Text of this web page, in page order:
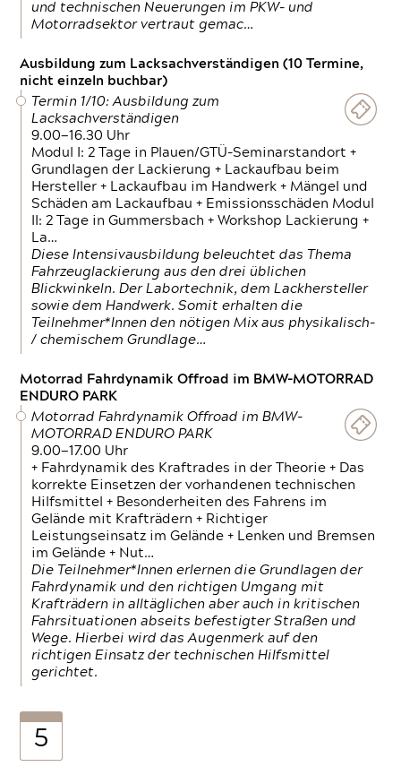
und technischen Neuerungen im PKW- und
Motorradsektor vertraut gemac…
Ausbildung zum Lacksachverständigen (10 Termine,
nicht einzeln buchbar)
Termin 1/10: Ausbildung zum
Lacksachverständigen
9.00—16.30 Uhr
Modul I: 2 Tage in Plauen/GTÜ-Seminarstandort +
Grundlagen der Lackierung + Lackaufbau beim
Hersteller + Lackaufbau im Handwerk + Mängel und
Schäden am Lackaufbau + Emissionsschäden Modul
II: 2 Tage in Gummersbach + Workshop Lackierung +
La…
Diese Intensivausbildung beleuchtet das Thema
Fahrzeuglackierung aus den drei üblichen
Blickwinkeln. Der Labortechnik, dem Lackhersteller
sowie dem Handwerk. Somit erhalten die
Teilnehmer*Innen den nötigen Mix aus physikalisch-
/ chemischem Grundlage…
Motorrad Fahrdynamik Offroad im BMW-MOTORRAD
ENDURO PARK
Motorrad Fahrdynamik Offroad im BMW-
MOTORRAD ENDURO PARK
9.00—17.00 Uhr
+ Fahrdynamik des Kraftrades in der Theorie + Das
korrekte Einsetzen der vorhandenen technischen
Hilfsmittel + Besonderheiten des Fahrens im
Gelände mit Krafträdern + Richtiger
Leistungseinsatz im Gelände + Lenken und Bremsen
im Gelände + Nut…
Die Teilnehmer*Innen erlernen die Grundlagen der
Fahrdynamik und den richtigen Umgang mit
Krafträdern in alltäglichen aber auch in kritischen
Fahrsituationen abseits befestigter Straßen und
Wege. Hierbei wird das Augenmerk auf den
richtigen Einsatz der technischen Hilfsmittel
gerichtet.
5